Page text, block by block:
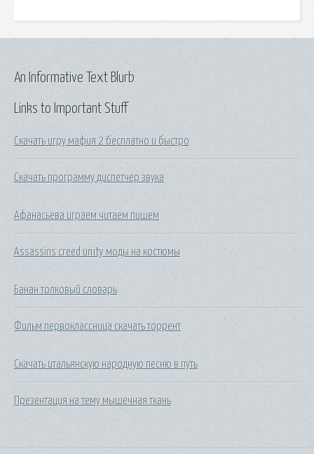
Links to Important Stuff
Скачать игру мафия 2 бесплатно и быстро
Скачать программу диспетчер звука
Афанасьева играем читаем пишем
Assassins creed unity моды на костюмы
Банан толковый словарь
Фильм первоклассница скачать торрент
Скачать итальянскую народную песню в путь
Презентация на тему мышечная ткань
An Informative Text Blurb